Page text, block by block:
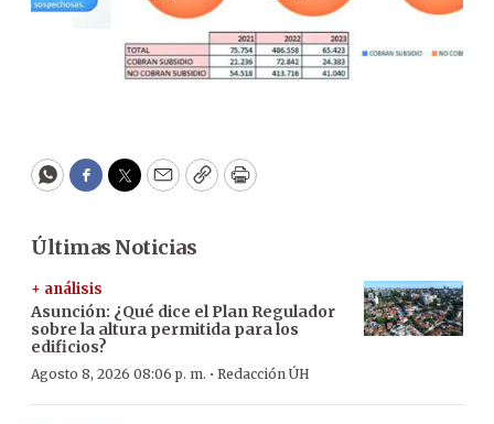
WhatsApp
Facebook
Twitter
EmailCopyPrint
Últimas Noticias
+ análisis
Asunción: ¿Qué dice el Plan Regulador
sobre la altura permitida para los
edificios?
Agosto 8, 2026 08:06 p. m. · Redacción ÚH